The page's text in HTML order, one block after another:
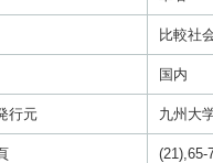
比較社
国内
行元 九州大
(21),65-